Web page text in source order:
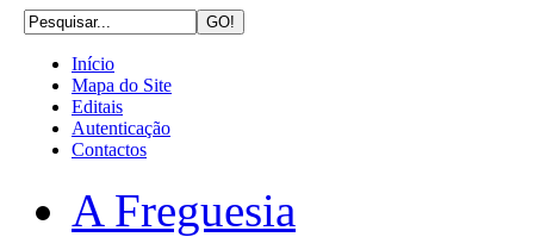
Início
Mapa do Site
Editais
Autenticação
Contactos
A Freguesia